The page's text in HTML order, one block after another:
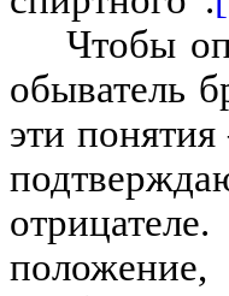
Чтобы
обыватель
эти